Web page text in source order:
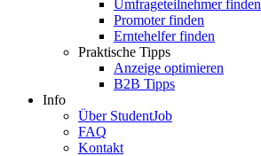
Umfrageteilnehmer finden
Promoter finden
Erntehelfer finden
Praktische Tipps
Anzeige optimieren
B2B Tipps
Info
Über StudentJob
FAQ
Kontakt